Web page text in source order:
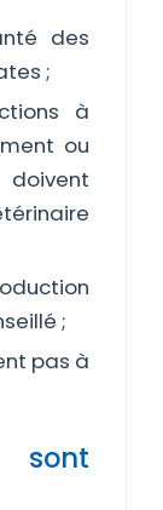
des
;
à
ou
;
pas à